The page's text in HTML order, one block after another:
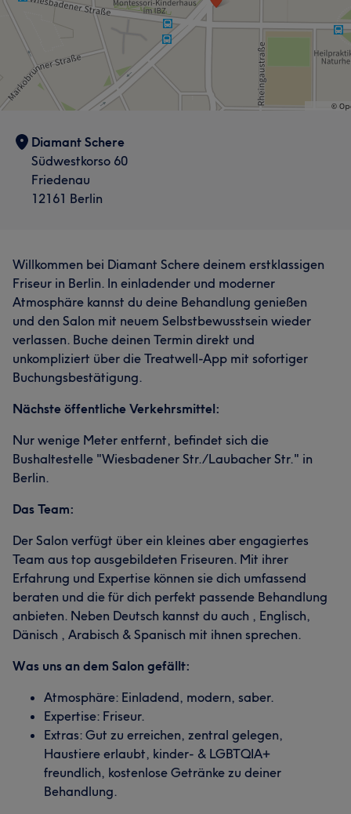
Diamant Schere
Südwestkorso 60
Friedenau
12161 Berlin
Willkommen bei Diamant Schere deinem erstklassigen
Friseur in Berlin. In einladender und moderner
Atmosphäre kannst du deine Behandlung genießen
und den Salon mit neuem Selbstbewusstsein wieder
verlassen. Buche deinen Termin direkt und
unkompliziert über die Treatwell-App mit sofortiger
Buchungsbestätigung.
Nächste öffentliche Verkehrsmittel:
Nur wenige Meter entfernt, befindet sich die
Bushaltestelle "Wiesbadener Str./Laubacher Str." in
Berlin.
Das Team:
Der Salon verfügt über ein kleines aber engagiertes
Team aus top ausgebildeten Friseuren. Mit ihrer
Erfahrung und Expertise können sie dich umfassend
beraten und die für dich perfekt passende Behandlung
anbieten. Neben Deutsch kannst du auch , Englisch,
Dänisch , Arabisch & Spanisch mit ihnen sprechen.
Was uns an dem Salon gefällt:
Atmosphäre: Einladend, modern, saber.
Expertise: Friseur.
Extras: Gut zu erreichen, zentral gelegen,
Haustiere erlaubt, kinder- & LGBTQIA+
freundlich, kostenlose Getränke zu deiner
Behandlung.